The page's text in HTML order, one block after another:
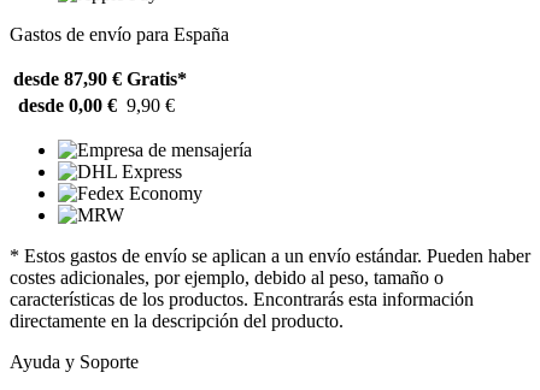
Gastos de envío para España
desde 87,90 € Gratis*
desde 0,00 € 9,90 €
* Estos gastos de envío se aplican a un envío estándar. Pueden haber
costes adicionales, por ejemplo, debido al peso, tamaño o
características de los productos. Encontrarás esta información
directamente en la descripción del producto.
Ayuda y Soporte